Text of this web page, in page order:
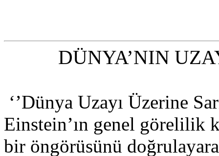
DÜNYA’NIN
‘’Dünya Uzayı Üzerine
Einstein’ın genel görelilik
bir öngörüsünü